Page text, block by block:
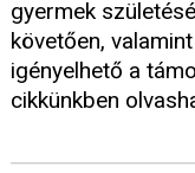
gyermek
követően,
igényelhető a
cikkünkben